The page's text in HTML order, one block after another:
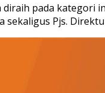
pada kategori
sekaligus Pjs.